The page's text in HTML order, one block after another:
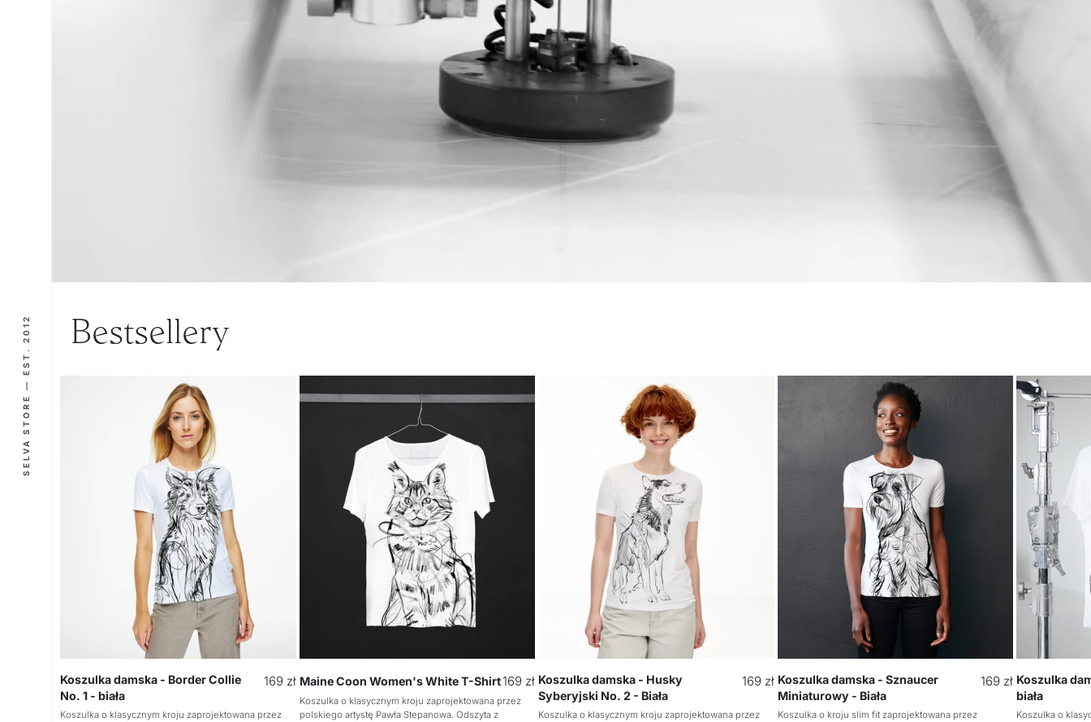
SELVA STORE — EST. 2012 Bestsellery
Koszulka damska - Border Collie
No. 1 - biała
Cena
regularna
169 zł
Koszulka o klasycznym kroju zaprojektowana przez
Maine Coon Women's White T-ShirtCena
regularna
169 zł
Koszulka o klasycznym kroju zaprojektowana przez
polskiego artystę Pawła Stepanowa. Odszyta z
Koszulka damska - Husky
Syberyjski No. 2 - Biała
Cena
regularna
169 zł
Koszulka o klasycznym kroju zaprojektowana przez
Koszulka damska - Sznaucer
Miniaturowy - Biała
Cena
regularna
169 zł
Koszulka o kroju slim fit zaprojektowana przez
Koszulka
biała
Koszulka o